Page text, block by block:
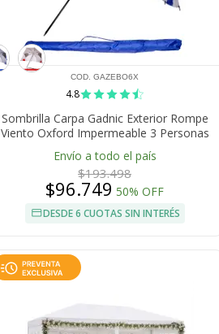
COD. GAZEBO6X
4.8
Sombrilla Carpa Gadnic Exterior Rompe
Viento Oxford Impermeable 3 Personas
Ventana Estructura Acero Bolso
Transporte
Envío a todo el país
$193.498
$96.749 50% OFF
DESDE 6 CUOTAS SIN INTERÉS